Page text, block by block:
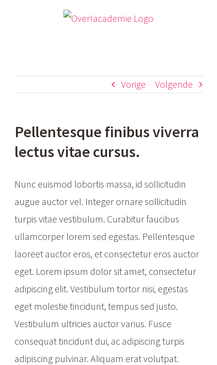
Vorige Volgende
Pellentesque finibus viverra
lectus vitae cursus.
Nunc euismod lobortis massa, id sollicitudin
augue auctor vel. Integer ornare sollicitudin
turpis vitae vestibulum. Curabitur faucibus
ullamcorper lorem sed egestas. Pellentesque
laoreet auctor eros, et consectetur eros auctor
eget. Lorem ipsum dolor sit amet, consectetur
adipiscing elit. Vestibulum tortor nisi, egestas
eget molestie tincidunt, tempus sed justo.
Vestibulum ultricies auctor varius. Fusce
consequat tincidunt dui, ac adipiscing turpis
adipiscing pulvinar. Aliquam erat volutpat.